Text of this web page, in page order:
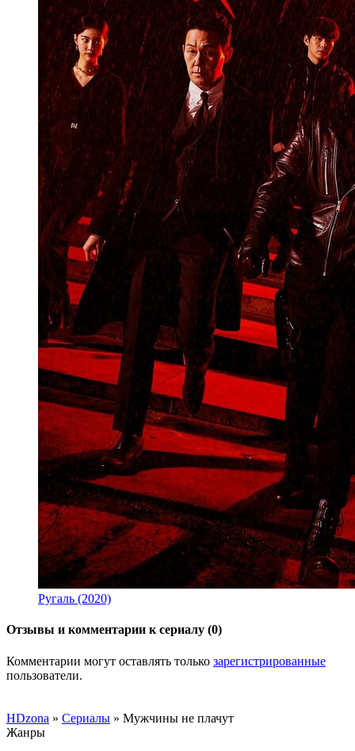
Ругаль (2020)
Отзывы и комментарии к сериалу (0)
Комментарии могут оставлять только зарегистрированные
пользователи.
HDzona » Сериалы » Мужчины не плачут
Жанры